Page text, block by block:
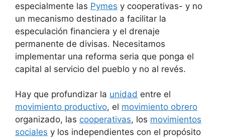
especialmente las Pymes y cooperativas- y no
un mecanismo destinado a facilitar la
especulación financiera y el drenaje
permanente de divisas. Necesitamos
implementar una reforma seria que ponga el
capital al servicio del pueblo y no al revés.
Hay que profundizar la unidad entre el
movimiento productivo, el movimiento obrero
organizado, las cooperativas, los movimientos
sociales y los independientes con el propósito